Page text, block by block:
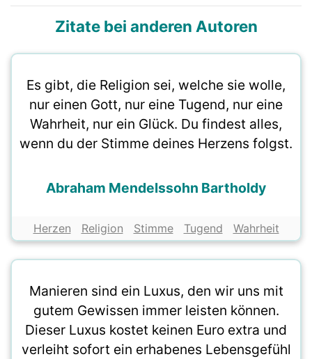
Zitate bei anderen Autoren
Es gibt, die Religion sei, welche sie wolle,
nur einen Gott, nur eine Tugend, nur eine
Wahrheit, nur ein Glück. Du findest alles,
wenn du der Stimme deines Herzens folgst.
Abraham Mendelssohn Bartholdy
Herzen Religion Stimme Tugend Wahrheit
Manieren sind ein Luxus, den wir uns mit
gutem Gewissen immer leisten können.
Dieser Luxus kostet keinen Euro extra und
verleiht sofort ein erhabenes Lebensgefühl